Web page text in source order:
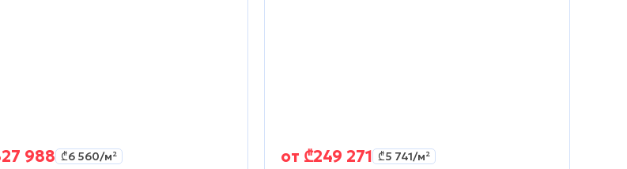
988 ₾6 560/м² от ₾249 271 ₾5 741/м²